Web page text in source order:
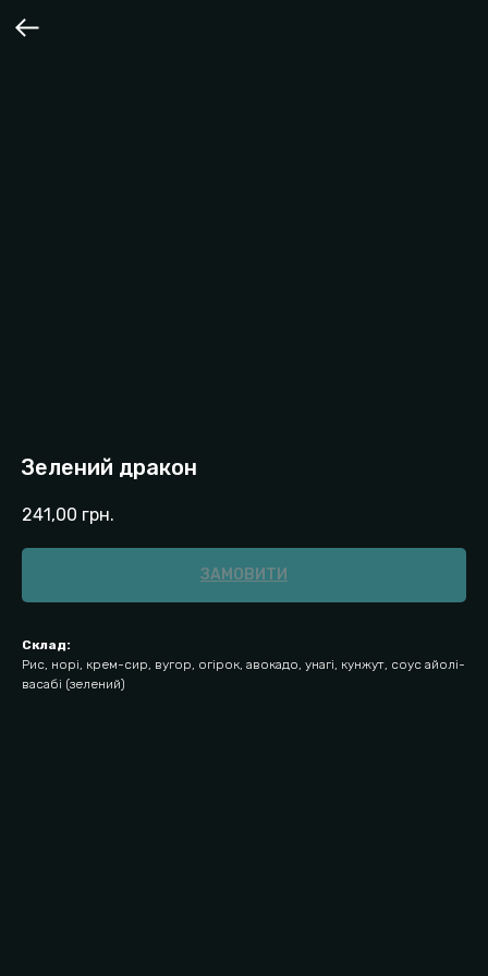
Зелений дракон
241,00 грн.
ЗАМОВИТИ
Склад:
Рис, норі, крем-сир, вугор, огірок, авокадо, унагі, кунжут, соус айолі-
васабі (зелений)